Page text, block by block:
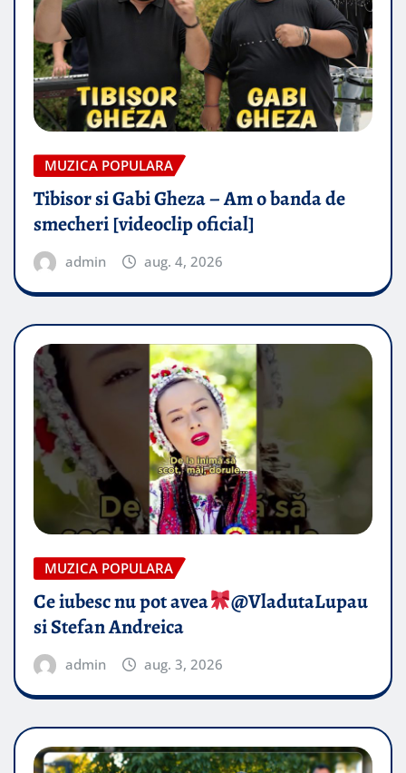
MUZICA POPULARA
Tibisor si Gabi Gheza – Am o banda de
smecheri [videoclip oficial]
admin aug. 4, 2026
MUZICA POPULARA
Ce iubesc nu pot avea
​@VladutaLupau
si Stefan Andreica
admin aug. 3, 2026